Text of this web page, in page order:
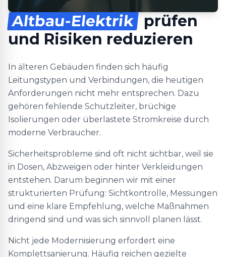
Altbau-Elektrik prüfen
und Risiken reduzieren
In älteren Gebäuden finden sich häufig
Leitungstypen und Verbindungen, die heutigen
Anforderungen nicht mehr entsprechen. Dazu
gehören fehlende Schutzleiter, brüchige
Isolierungen oder überlastete Stromkreise durch
moderne Verbraucher.
Sicherheitsprobleme sind oft nicht sichtbar, weil sie
in Dosen, Abzweigen oder hinter Verkleidungen
entstehen. Darum beginnen wir mit einer
strukturierten Prüfung: Sichtkontrolle, Messungen
und eine klare Empfehlung, welche Maßnahmen
dringend sind und was sich sinnvoll planen lässt.
Nicht jede Modernisierung erfordert eine
Komplettsanierung. Häufig reichen gezielte